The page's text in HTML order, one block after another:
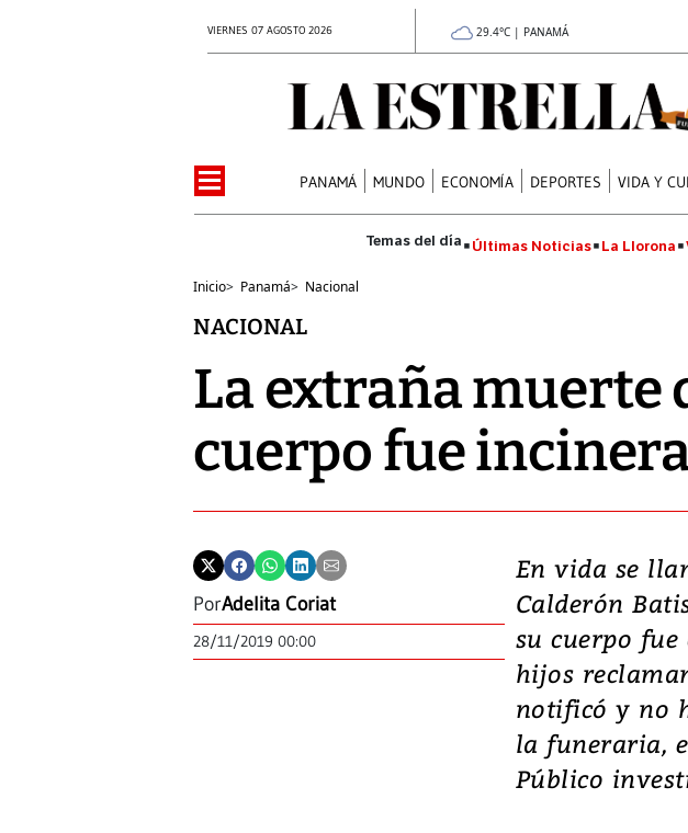
VIERNES 07 AGOSTO 2026 29.4°C | PANAMÁ
PANAMÁ MUNDO ECONOMÍA DEPORTES VIDA Y
Últimas Noticias La Llorona
Inicio> Panamá> Nacional
NACIONAL
La extraña muerte
cuerpo fue
PorAdelita Coriat
28/11/2019 00:00
En vida se
Calderón
su cuerpo
hijos
notificó y no
la funeraria,
Público